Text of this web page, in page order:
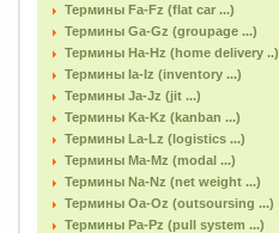
Термины Fa-Fz (flat car ...)
Термины Ga-Gz (groupage ...)
Термины Ha-Hz (home delivery ..)
Термины Ia-Iz (inventory ...)
Термины Ja-Jz (jit ...)
Термины Ka-Kz (kanban ...)
Термины La-Lz (logistics ...)
Термины Ma-Mz (modal ...)
Термины Na-Nz (net weight ...)
Термины Oa-Oz (outsoursing ...)
Термины Pa-Pz (pull system ...)